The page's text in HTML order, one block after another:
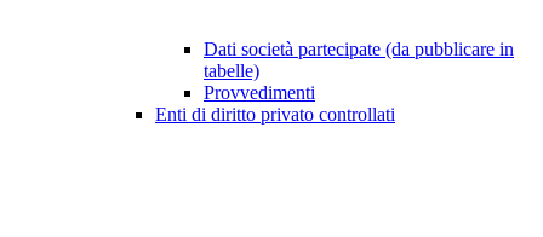
Dati società partecipate (da pubblicare in
tabelle)
Provvedimenti
Enti di diritto privato controllati